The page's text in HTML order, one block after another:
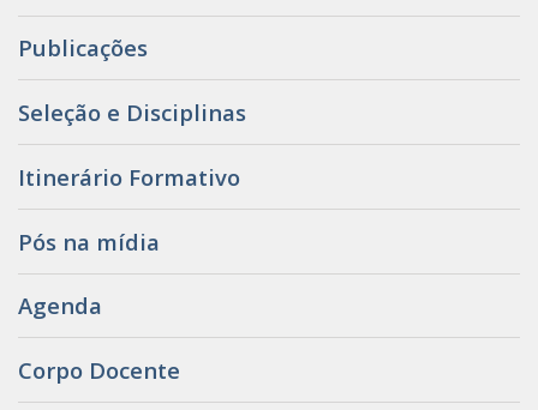
Publicações
Seleção e Disciplinas
Itinerário Formativo
Pós na mídia
Agenda
Corpo Docente